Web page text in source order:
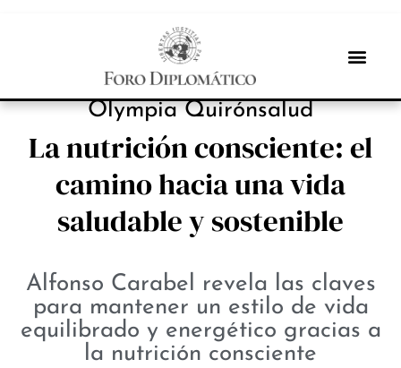
INBOX INTERNACIONAL
Olympia Quirónsalud
La nutrición consciente: el
camino hacia una vida
saludable y sostenible
Alfonso Carabel revela las claves
para mantener un estilo de vida
equilibrado y energético gracias a
la nutrición consciente